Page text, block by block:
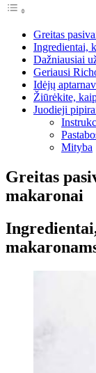
Greitas
Ingredientai,
Dažniausiai
Geriausi
Idėjų
Žiūrėkite,
Juodieji
Mityba
Greitas
makaronai